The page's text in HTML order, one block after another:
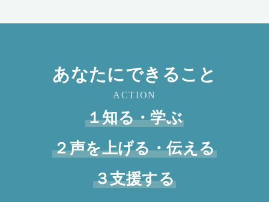
あなたにできること
ACTION
１知る・学ぶ
２声を上げる・伝える
３支援する